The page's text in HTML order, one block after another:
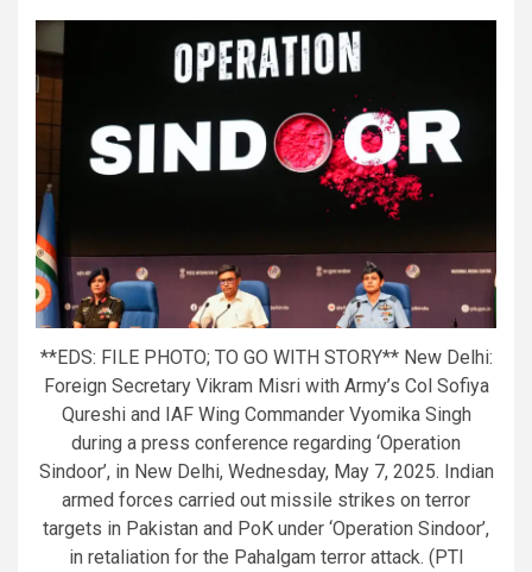
**EDS: FILE PHOTO; TO GO WITH STORY** New Delhi:
Foreign Secretary Vikram Misri with Army’s Col Sofiya
Qureshi and IAF Wing Commander Vyomika Singh
during a press conference regarding ‘Operation
Sindoor’, in New Delhi, Wednesday, May 7, 2025. Indian
armed forces carried out missile strikes on terror
targets in Pakistan and PoK under ‘Operation Sindoor’,
in retaliation for the Pahalgam terror attack. (PTI